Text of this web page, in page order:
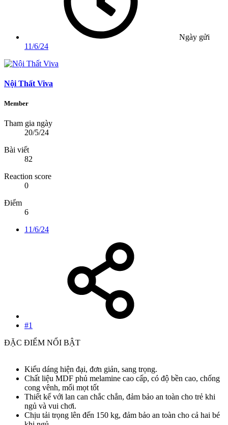
Ngày gửi
11/6/24
Nội Thất Viva
Member
Tham gia ngày
20/5/24
Bài viết
82
Reaction score
0
Điểm
6
11/6/24
#1
ĐẶC ĐIỂM NỔI BẬT
Kiểu dáng hiện đại, đơn giản, sang trọng.
Chất liệu MDF phủ melamine cao cấp, có độ bền cao, chống
cong vênh, mối mọt tốt
Thiết kế với lan can chắc chắn, đảm bảo an toàn cho trẻ khi
ngủ và vui chơi.
Chịu tải trọng lên đến 150 kg, đảm bảo an toàn cho cả hai bé